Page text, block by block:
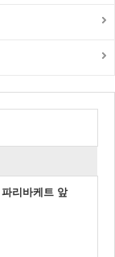
리바케트 앞